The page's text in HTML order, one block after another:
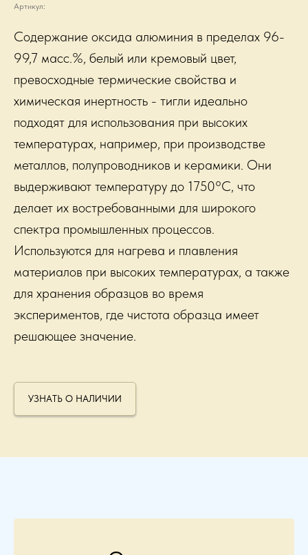
Артикул:
Содержание оксида алюминия в пределах 96-
99,7 масс.%, белый или кремовый цвет,
превосходные термические свойства и
химическая инертность - тигли идеально
подходят для использования при высоких
температурах, например, при производстве
металлов, полупроводников и керамики. Они
выдерживают температуру до 1750°C, что
делает их востребованными для широкого
спектра промышленных процессов.
Используются для нагрева и плавления
материалов при высоких температурах, а также
для хранения образцов во время
экспериментов, где чистота образца имеет
решающее значение.
УЗНАТЬ О НАЛИЧИИ